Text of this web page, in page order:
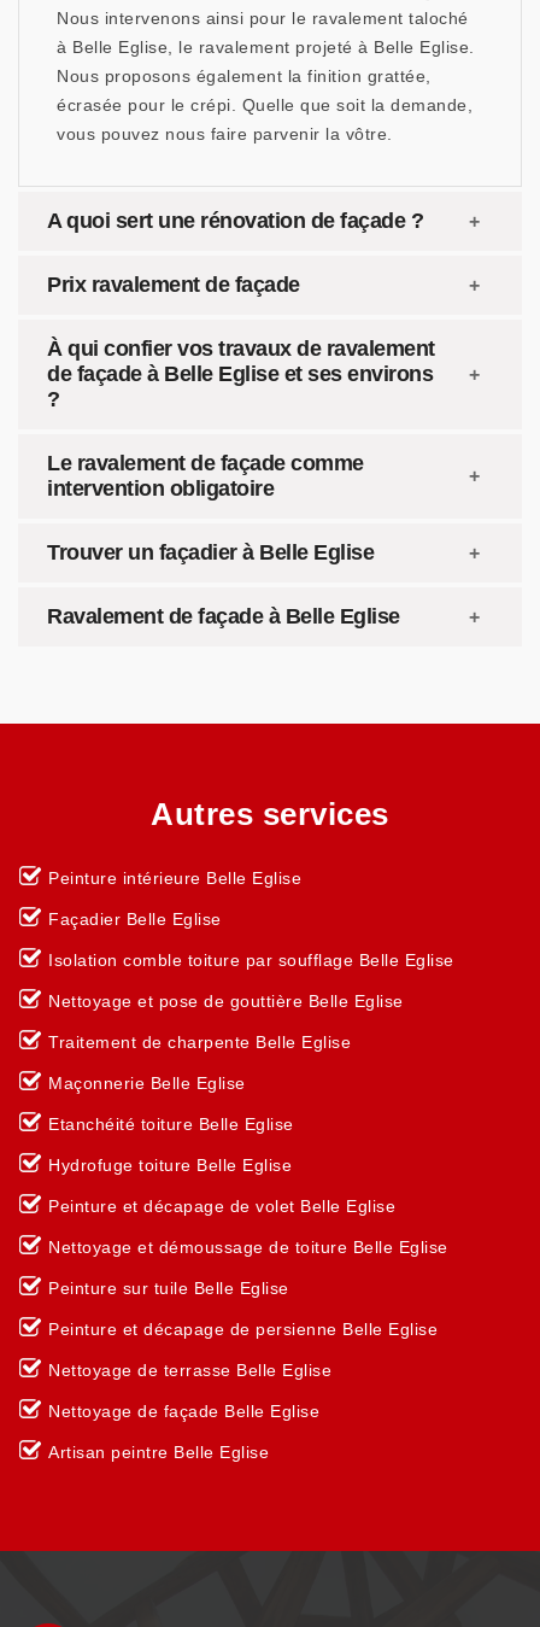
Nous intervenons ainsi pour le ravalement taloché
à Belle Eglise, le ravalement projeté à Belle Eglise.
Nous proposons également la finition grattée,
écrasée pour le crépi. Quelle que soit la demande,
vous pouvez nous faire parvenir la vôtre.
A quoi sert une rénovation de façade ?
Prix ravalement de façade
À qui confier vos travaux de ravalement
de façade à Belle Eglise et ses environs
?
Le ravalement de façade comme
intervention obligatoire
Trouver un façadier à Belle Eglise
Ravalement de façade à Belle Eglise
Autres services
Peinture intérieure Belle Eglise
Façadier Belle Eglise
Isolation comble toiture par soufflage Belle Eglise
Nettoyage et pose de gouttière Belle Eglise
Traitement de charpente Belle Eglise
Maçonnerie Belle Eglise
Etanchéité toiture Belle Eglise
Hydrofuge toiture Belle Eglise
Peinture et décapage de volet Belle Eglise
Nettoyage et démoussage de toiture Belle Eglise
Peinture sur tuile Belle Eglise
Peinture et décapage de persienne Belle Eglise
Nettoyage de terrasse Belle Eglise
Nettoyage de façade Belle Eglise
Artisan peintre Belle Eglise